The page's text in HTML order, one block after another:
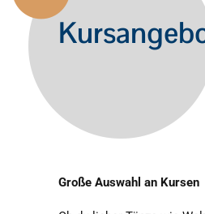
Große Auswahl an Kursen